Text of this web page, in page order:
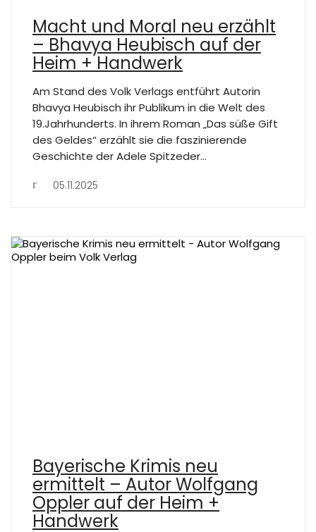
Macht und Moral neu erzählt
– Bhavya Heubisch auf der
Heim + Handwerk
Am Stand des Volk Verlags entführt Autorin
Bhavya Heubisch ihr Publikum in die Welt des
19.Jahrhunderts. In ihrem Roman „Das süße Gift
des Geldes“ erzählt sie die faszinierende
Geschichte der Adele Spitzeder…
05.11.2025
Bayerische Krimis neu
ermittelt – Autor Wolfgang
Oppler auf der Heim +
Handwerk